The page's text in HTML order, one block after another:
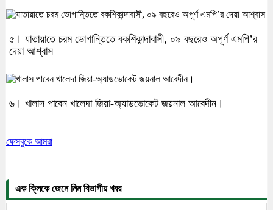
৫। যাতায়াতে চরম ভোগান্তিতে বকশিকান্দাবাসী, ০৯ বছরেও অপূর্ণ এমপি’র
দেয়া আশ্বাস
৬। খালাস পাবেন খালেদা জিয়া-অ্যাডভোকেট জয়নাল আবেদীন।
ফেসবুকে আমরা
এক ক্লিকে জেনে নিন বিভাগীয় খবর